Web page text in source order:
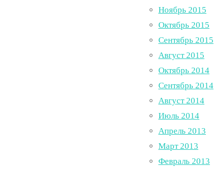
Ноябрь 2015
Октябрь 2015
Сентябрь 2015
Август 2015
Октябрь 2014
Сентябрь 2014
Август 2014
Июль 2014
Апрель 2013
Март 2013
Февраль 2013